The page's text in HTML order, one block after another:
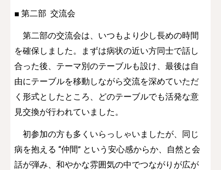
■ 第二部 交流会
第二部の交流会は、いつもより少し長めの時間
を確保しました。まずは病状の近い方同士で話し
合った後、テーマ別のテーブルも設け、最後は自
由にテーブルを移動しながら交流を深めていただ
く形式としたところ、どのテーブルでも活発な意
見交換が行われていました。
初参加の方も多くいらっしゃいましたが、同じ
病を抱える “仲間” という安心感からか、自然と会
話が弾み、和やかな雰囲気の中でつながりが広が